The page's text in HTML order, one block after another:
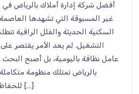
أفضل شركة إدارة أملاك بالرياض في
غير المسبوقة التي تشهدها
السكنية الحديثة والفلل الراقية
التشغيل. لم يعد الأمر يقتصر
عامل نظافة باليومية، بل أصبح
بالرياض تمتلك منظومة
للحفاظ على القيمة السوقية […]